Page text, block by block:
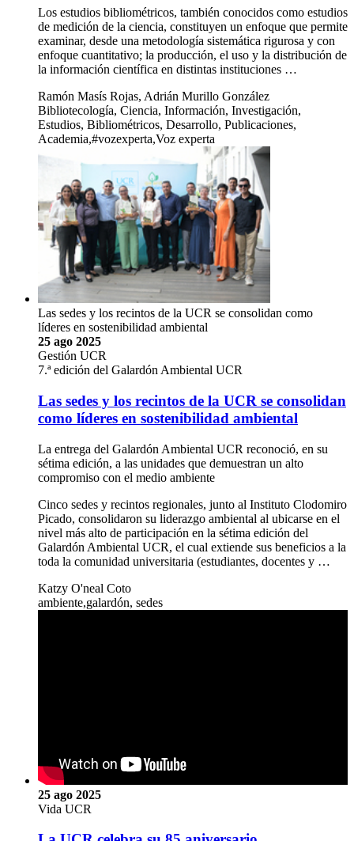
Los estudios bibliométricos, también conocidos como estudios
de medición de la ciencia, constituyen un enfoque que permite
examinar, desde una metodología sistemática rigurosa y con
enfoque cuantitativo; la producción, el uso y la distribución de
la información científica en distintas instituciones …
Ramón Masís Rojas, Adrián Murillo González
Bibliotecología, Ciencia, Información, Investigación,
Estudios, Bibliométricos, Desarrollo, Publicaciones,
Academia,#vozexperta,Voz experta
Las sedes y los recintos de la UCR se consolidan como
líderes en sostenibilidad ambiental
25 ago 2025
Gestión UCR
7.ª edición del Galardón Ambiental UCR
Las sedes y los recintos de la UCR se consolidan
como líderes en sostenibilidad ambiental
La entrega del Galardón Ambiental UCR reconoció, en su
sétima edición, a las unidades que demuestran un alto
compromiso con el medio ambiente
Cinco sedes y recintos regionales, junto al Instituto Clodomiro
Picado, consolidaron su liderazgo ambiental al ubicarse en el
nivel más alto de participación en la sétima edición del
Galardón Ambiental UCR, el cual extiende sus beneficios a la
toda la comunidad universitaria (estudiantes, docentes y …
Katzy O'neal Coto
ambiente,galardón, sedes
25 ago 2025
Vida UCR